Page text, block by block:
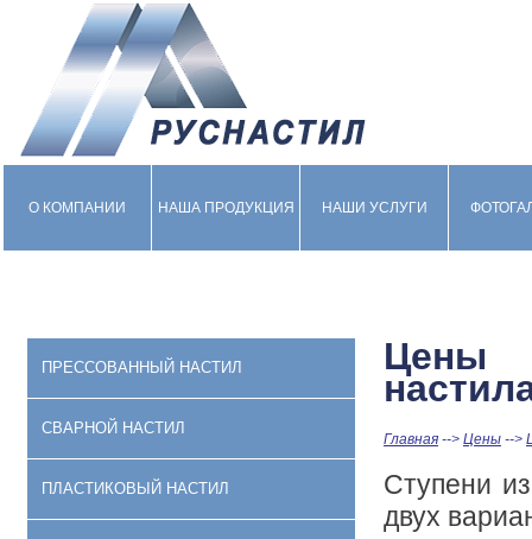
О КОМПАНИИ НАША ПРОДУКЦИЯ НАШИ УСЛУГИ
ПРЕССОВАННЫЙ НАСТИЛ
СВАРНОЙ НАСТИЛ
ПЛАСТИКОВЫЙ НАСТИЛ
Цены
Главная --> Цены -->
Ступени
двух